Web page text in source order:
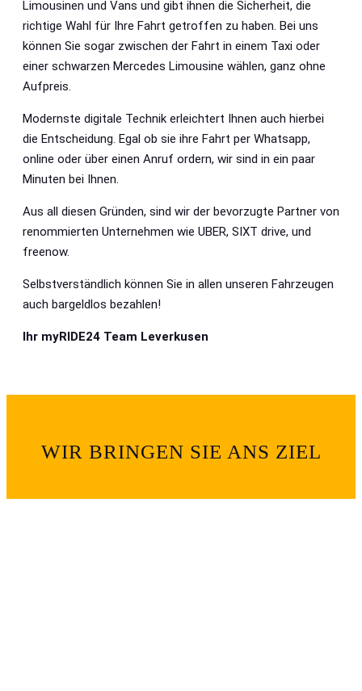
Limousinen und Vans und gibt ihnen die Sicherheit, die
richtige Wahl für Ihre Fahrt getroffen zu haben. Bei uns
können Sie sogar zwischen der Fahrt in einem Taxi oder
einer schwarzen Mercedes Limousine wählen, ganz ohne
Aufpreis.
Modernste digitale Technik erleichtert Ihnen auch hierbei
die Entscheidung. Egal ob sie ihre Fahrt per Whatsapp,
online oder über einen Anruf ordern, wir sind in ein paar
Minuten bei Ihnen.
Aus all diesen Gründen, sind wir der bevorzugte Partner von
renommierten Unternehmen wie UBER, SIXT drive, und
freenow.
Selbstverständlich können Sie in allen unseren Fahrzeugen
auch bargeldlos bezahlen!
Ihr myRIDE24 Team Leverkusen
WIR BRINGEN SIE ANS ZIEL